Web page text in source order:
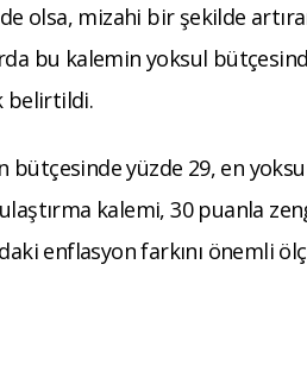
olsa, mizahi bir şekilde
bu kalemin yoksul
belirtildi.
bütçesinde yüzde 29, en
kalemi, 30 puanla
enflasyon farkını önemli